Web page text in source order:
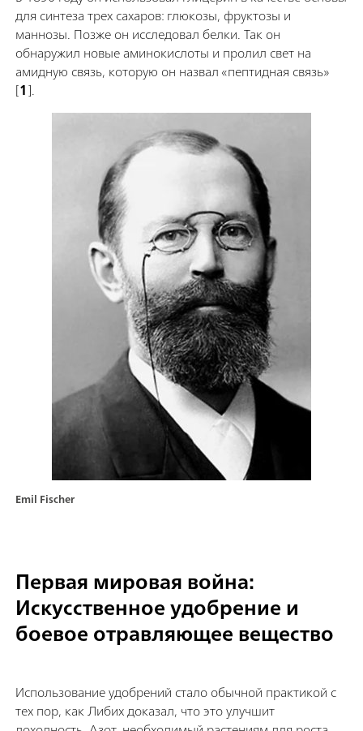
Emil Fischer
для синтеза трех сахаров: глюкозы, фруктозы и
маннозы. Позже он исследовал белки. Так он
обнаружил новые аминокислоты и пролил свет на
амидную связь, которую он назвал «пептидная связь»
[1].
Первая мировая война:
Искусственное удобрение и
боевое отравляющее вещество
Использование удобрений стало обычной практикой с
тех пор, как Либих доказал, что это улучшит